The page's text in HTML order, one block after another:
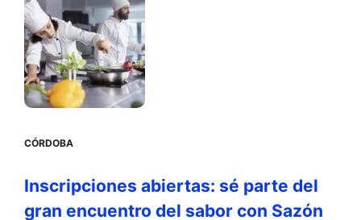
CÓRDOBA
Inscripciones abiertas: sé parte del
gran encuentro del sabor con Sazón